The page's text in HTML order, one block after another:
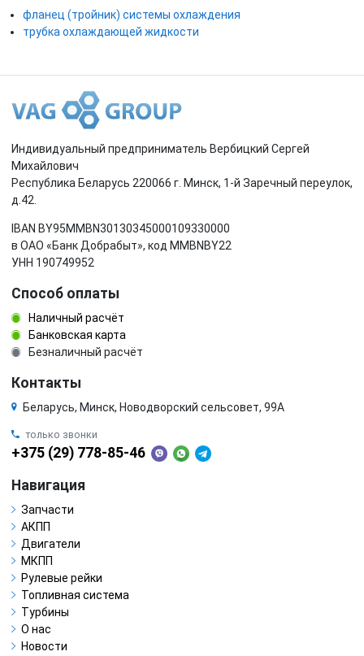
фланец (тройник) системы охлаждения
трубка охлаждающей жидкости
Индивидуальный предприниматель Вербицкий Сергей
Михайлович
Республика Беларусь 220066 г. Минск, 1-й Заречный переулок,
д.42.
IBAN BY95MMBN30130345000109330000
в ОАО «Банк Добрабыт», код MMBNBY22
УНН 190749952
Способ оплаты
Наличный расчёт
Банковская карта
Безналичный расчёт
Контакты
Беларусь, Минск, Новодворский сельсовет, 99А
только звонки
+375 (29) 778-85-46
Навигация
Запчасти
АКПП
Двигатели
МКПП
Рулевые рейки
Топливная система
Турбины
О нас
Новости